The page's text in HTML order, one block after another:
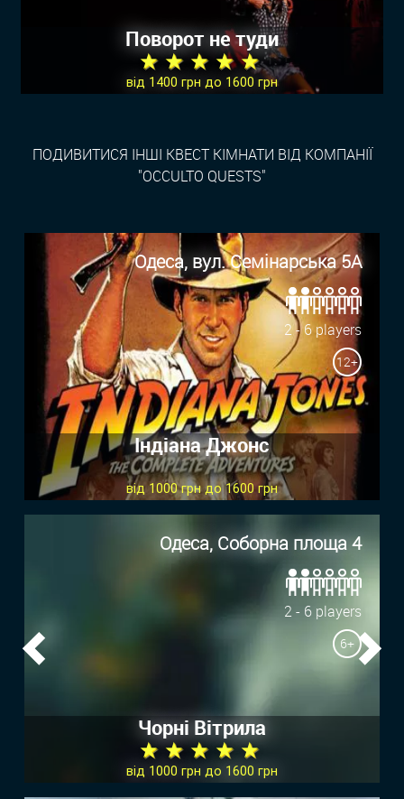
Поворот не туди
★ ★ ★ ★ ★
від 1400 грн до 1600 грн
ПОДИВИТИСЯ ІНШІ КВЕСТ КІМНАТИ ВІД КОМПАНІЇ
"OCCULTO QUESTS"
Одеса, вул. Семінарська 5А
2 - 6 players
12+
Індіана Джонс
від 1000 грн до 1600 грн
Одеса, Соборна площа 4
2 - 6 players
6+
Чорні Вітрила
★ ★ ★ ★ ★
від 1000 грн до 1600 грн
Previous